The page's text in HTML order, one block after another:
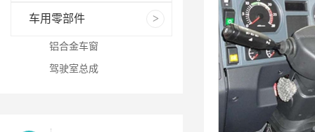
车用零部件
铝合金车窗
驾驶室总成